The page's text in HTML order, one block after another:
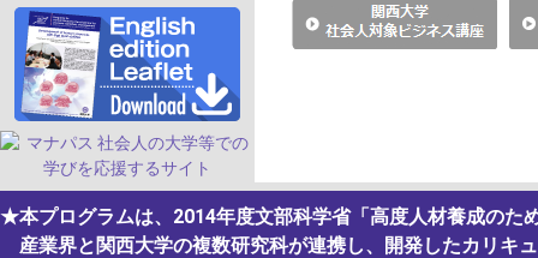
★本プログラムは、2014年度文部科学省「高度人材養成のた
産業界と関西大学の複数研究科が連携し、開発したカリキ